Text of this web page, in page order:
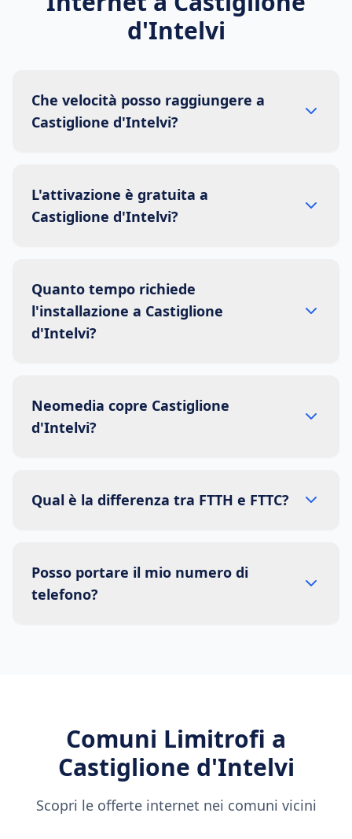
d'Intelvi
Che velocità posso raggiungere a
Castiglione d'Intelvi?
L'attivazione è gratuita a
Castiglione d'Intelvi?
Quanto tempo richiede
l'installazione a Castiglione
d'Intelvi?
Neomedia copre Castiglione
d'Intelvi?
Qual è la differenza tra FTTH e FTTC?
Posso portare il mio numero di
telefono?
Comuni Limitrofi a
Castiglione d'Intelvi
Scopri le offerte internet nei comuni vicini